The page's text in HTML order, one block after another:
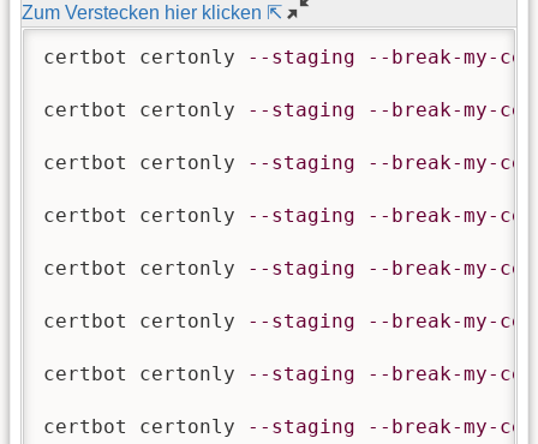
Zum Verstecken hier klicken ⇱
certbot certonly --staging --break-my-
certbot certonly --staging --break-my-
certbot certonly --staging --break-my-
certbot certonly --staging --break-my-
certbot certonly --staging --break-my-
certbot certonly --staging --break-my-
certbot certonly --staging --break-my-
certbot certonly --staging --break-my-